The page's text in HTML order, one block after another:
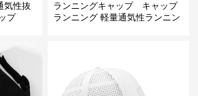
気性抜
プ
ランニングキャップ キャップ
ランニング 軽量通気性ランニン